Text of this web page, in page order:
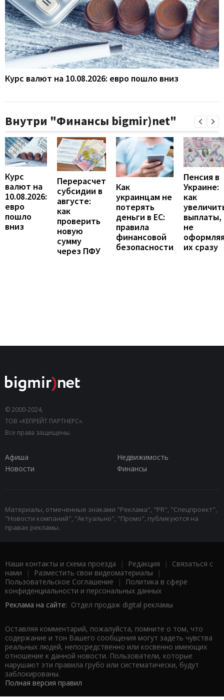
Курс валют на 10.08.2026: евро пошло вниз
Внутри "Финансы bigmir)net"
Курс
валют на
10.08.2026:
евро
пошло
вниз
Перерасчет
субсидии в
августе:
как
проверить
новую
сумму
через ПФУ
Как
украинцам не
потерять
деньги в ЕС:
правила
финансовой
безопасности
Пенсия в
Украине:
как
выплаты,
не
их сразу
© 2000-2024,
ТОВ «КЕПРЕЙТ ПАРТНЕРС».
Все права защищены.
Афиша
Недвижимость
Новости
Финансы
Материалы, отмеченные знаками "Реклама", "PR", "Спецпроект",
"Новости компаний", "Актуально", "Промо", публикуются на
правах рекламы.
Наши контакты и схема проезда | Редакция | Связаться с
нами | Разместить свои видеоматериалы |
Пользовательское Соглашение |
Политика в сфере
конфиденциальности и персональных данных
Реклама на сайте: Отдел продаж digital рекламы
Оставляя комментарий, пожалуйста, помните о том, что
содержание и тон Вашего сообщения могут задеть чувства
реальных людей, непосредственно или косвенно имеющих
отношение к данной новости. Пользователи, которые
нарушают эти правила грубо или систематически, будут
заблокированы.
Полная версия правил